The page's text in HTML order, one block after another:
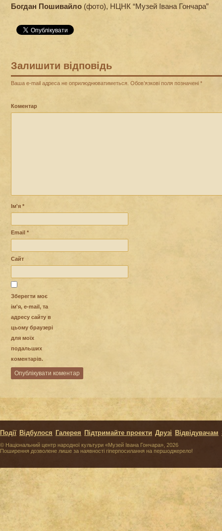
Богдан Пошивайло (фото), НЦНК “Музей Івана Гончара”
Залишити відповідь
Ваша e-mail адреса не оприлюднюватиметься. Обов’язкові поля позначені *
Коментар
Ім'я *
Email *
Сайт
Зберегти моє
ім'я, e-mail, та
адресу сайту в
цьому браузері
для моїх
подальших
коментарів.
© Національний центр народної культури «Музей Івана Гончара», 2026
Поширення дозволене лише за наявності гіперпосилання на першоджерело!
Події Відбулося Галерея Підтримайте проекти Друзі Відвідувачам